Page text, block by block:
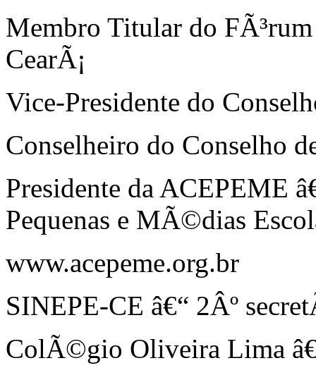
Membro Titular do
CearÃ¡
Vice-Presidente do
Conselheiro do Conselho
Presidente da ACEPEME
Pequenas e MÃ©dias
www.acepeme.org.br
SINEPE-CE â€“ 2Âº
ColÃ©gio Oliveira Lima